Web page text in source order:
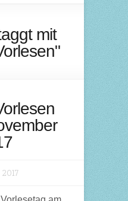
mit